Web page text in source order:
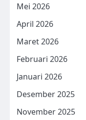
Mei 2026
April 2026
Maret 2026
Februari 2026
Januari 2026
Desember 2025
November 2025